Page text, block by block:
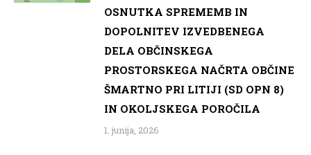
OSNUTKA SPREMEMB IN
DOPOLNITEV IZVEDBENEGA
DELA OBČINSKEGA
PROSTORSKEGA NAČRTA OBČINE
ŠMARTNO PRI LITIJI (SD OPN 8)
IN OKOLJSKEGA POROČILA
1. junija, 2026